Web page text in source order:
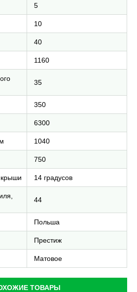
5
10
40
1160
35
350
6300
1040
750
14 градусов
44
Польша
Престиж
Матовое
ТОВАРЫ